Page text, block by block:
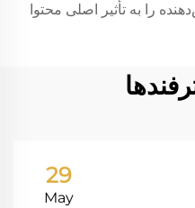
را به تأثیر اصلی محتوا
29
May